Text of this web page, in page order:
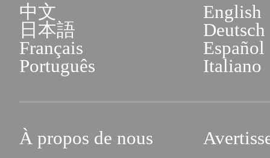
中文
English
日本語
Deutsch
Français
Español
Português
Italiano
À propos de nous